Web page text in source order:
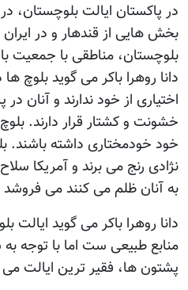
در پاکستان ایالت بلوچستان،
بخش هایی از قندهار و در
بلوچستان، مناطقی با جمعیت
دانا روهرا باکر می گوید بلوچ
اختیاری از خود ندارند و آنان
خشونت و کشتار قرار دارند. بلوچ
خود خودمختاری داشته باشند.
نژادی رنج می برند و آمریکا
به آنان ظلم می کنند می
دانا روهرا باکر می گوید ایالت
منابع طبیعی ست اما با توجه
پشتون ها، فقیر ترین ایالت